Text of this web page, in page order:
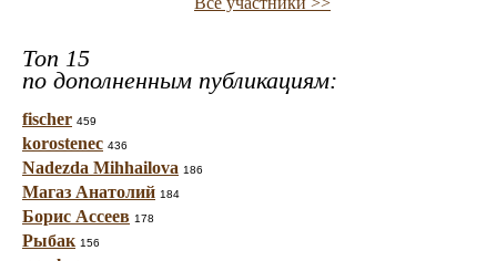
Топ 15
по дополненным публикациям:
fischer 459
korostenec 436
Nadezda Mihhailova 186
Магаз Анатолий 184
Борис Ассеев 178
Рыбак 156